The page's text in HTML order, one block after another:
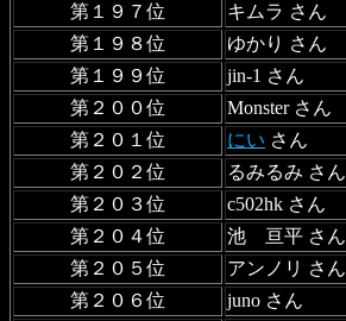
第１９７位
キムラ さん
第１９８位
ゆかり さん
第１９９位
jin-1 さん
第２００位
Monster さん
第２０１位
にい さん
第２０２位
るみるみ さん
第２０３位
c502hk さん
第２０４位
池 亘平 さん
第２０５位
アンノリ さん
第２０６位
juno さん